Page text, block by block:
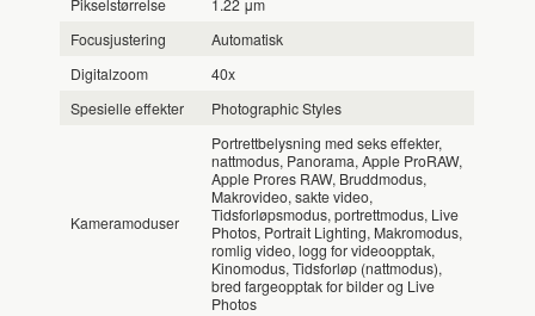
Pikselstørrelse
1.22 μm
Focusjustering
Automatisk
Digitalzoom
40x
Spesielle effekter
Photographic Styles
Kameramoduser
Portrettbelysning med seks effekter,
nattmodus, Panorama, Apple ProRAW,
Apple Prores RAW, Bruddmodus,
Makrovideo, sakte video,
Tidsforløpsmodus, portrettmodus, Live
Photos, Portrait Lighting, Makromodus,
romlig video, logg for videoopptak,
Kinomodus, Tidsforløp (nattmodus),
bred fargeopptak for bilder og Live
Photos